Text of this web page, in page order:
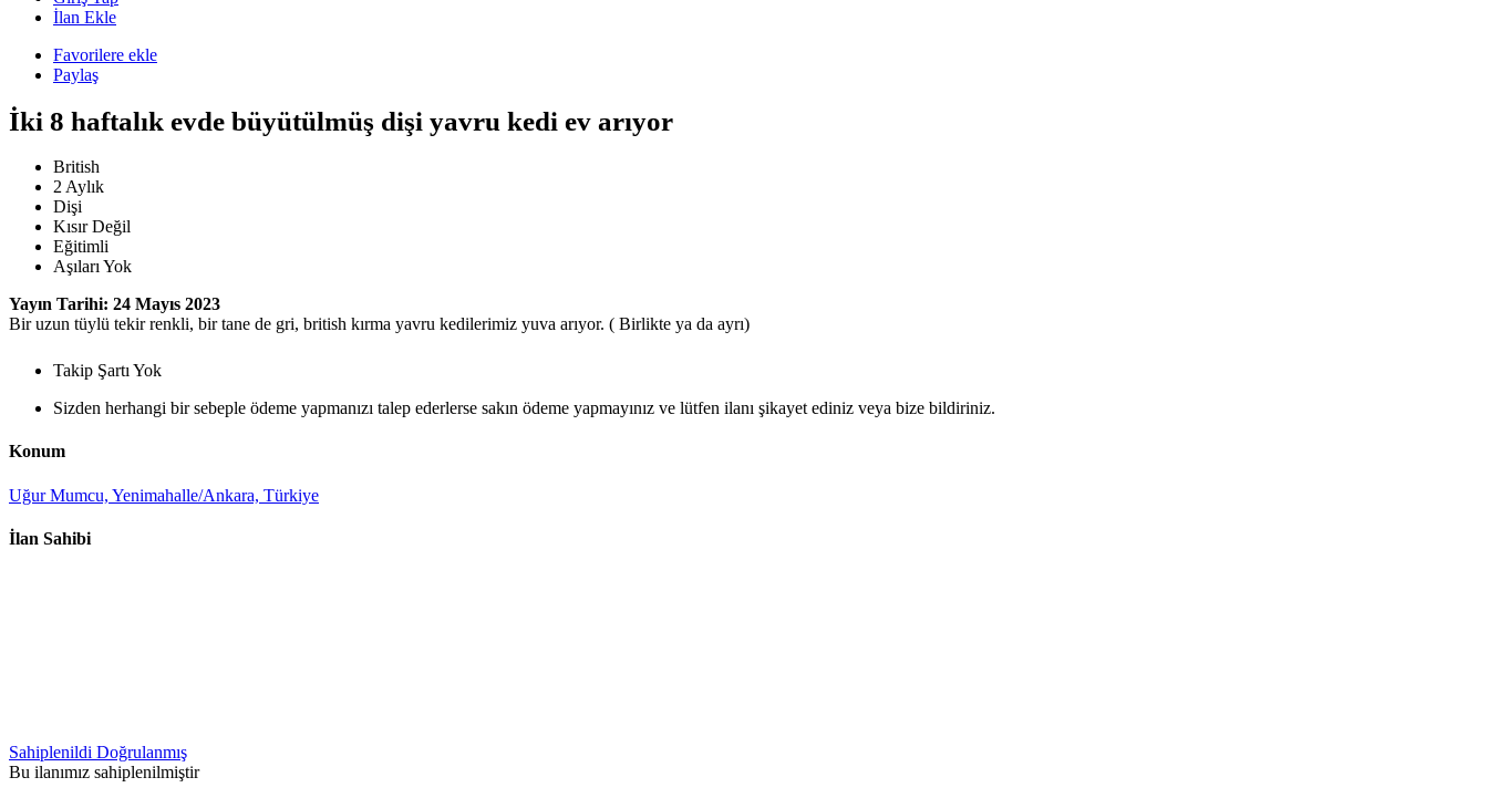
İlan Ekle
Favorilere ekle
Paylaş
İki 8 haftalık evde büyütülmüş dişi yavru kedi ev arıyor
British
2 Aylık
Dişi
Kısır Değil
Eğitimli
Aşıları Yok
Yayın Tarihi: 24 Mayıs 2023
Bir uzun tüylü tekir renkli, bir tane de gri, british kırma yavru kedilerimiz yuva arıyor. ( Birlikte ya da ayrı)
Takip Şartı Yok
Sizden herhangi bir sebeple ödeme yapmanızı talep ederlerse sakın ödeme yapmayınız ve lütfen ilanı şikayet ediniz veya bize bildiriniz.
Konum
Uğur Mumcu, Yenimahalle/Ankara, Türkiye
İlan Sahibi
Sahiplenildi Doğrulanmış
Bu ilanımız sahiplenilmiştir